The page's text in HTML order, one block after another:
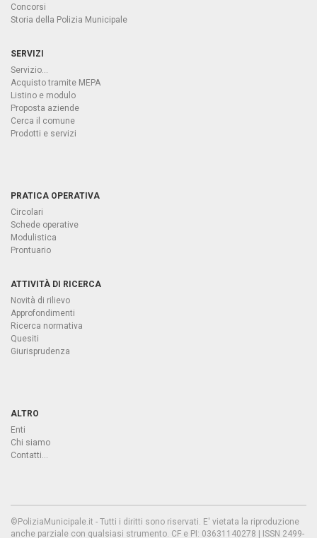
Concorsi
Storia della Polizia Municipale
SERVIZI
Servizio...
Acquisto tramite MEPA
Listino e modulo
Proposta aziende
Cerca il comune
Prodotti e servizi
PRATICA OPERATIVA
Circolari
Schede operative
Modulistica
Prontuario
ATTIVITÀ DI RICERCA
Novità di rilievo
Approfondimenti
Ricerca normativa
Quesiti
Giurisprudenza
ALTRO
Enti
Chi siamo
Contatti...
©PoliziaMunicipale.it - Tutti i diritti sono riservati. E' vietata la riproduzione
anche parziale con qualsiasi strumento. CF e PI: 03631140278 | ISSN 2499-